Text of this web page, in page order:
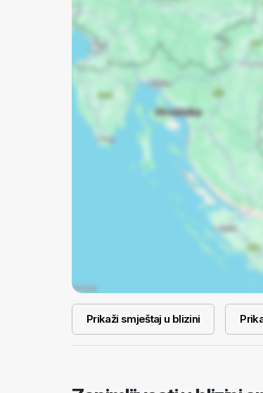
Prikaži smještaj u blizini